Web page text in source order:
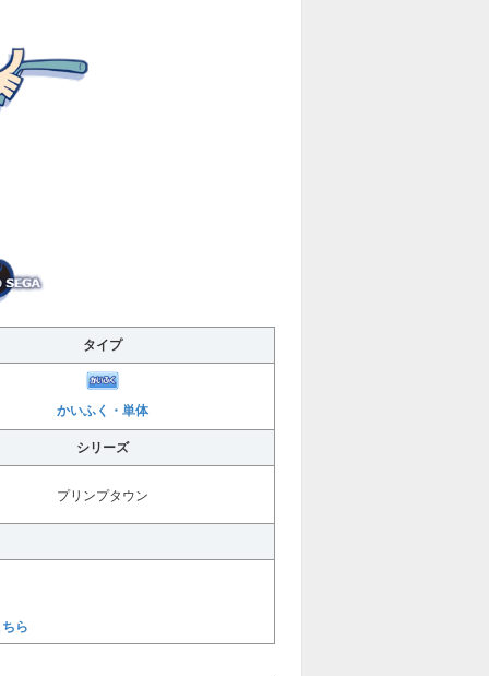
タイプ
かいふく・単体
シリーズ
プリンプタウン
ら